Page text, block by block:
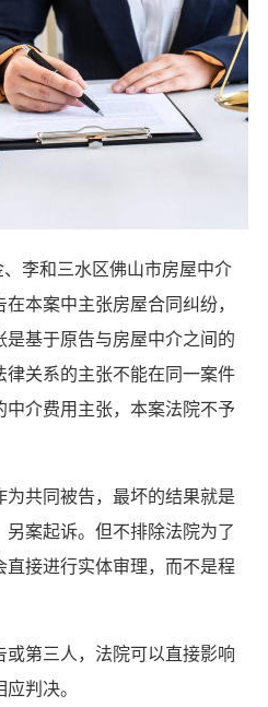
李和三水区佛山市房屋中介
本案中主张房屋合同纠纷，
基于原告与房屋中介之间的
关系的主张不能在同一案件
介费用主张，本案法院不予
共同被告，最坏的结果就是
案起诉。但不排除法院为了
接进行实体审理，而不是程
第三人，法院可以直接影响
判决。